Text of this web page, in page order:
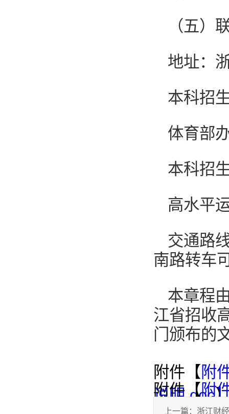
（五）
地址：
本科招
体育部
本科招
高水平
交通路
南路转车
本章程
江省招收
门颁布的
附件【 附
说明.doc
附件【附
上一篇：